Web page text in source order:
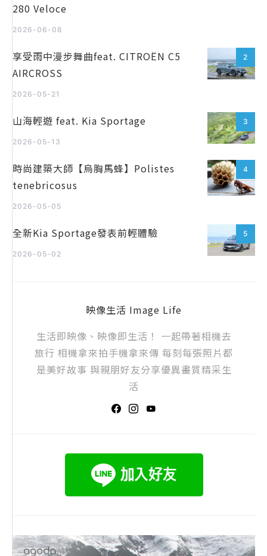
280 Veloce
2026-06-08
2
享受雨中漫步舞曲feat. CITROËN C5
AIRCROSS
2026-05-21
3
山海輕遊 feat. Kia Sportage
2026-05-13
4
時尚建築大師【烏胸馬蜂】Polistes
tenebricosus
2026-05-05
5
全新Kia Sportage發表前輕體驗
2026-05-02
映像生活 Image Life
生活即映像、映像即生活！ 一起帶著相機去
旅行 相機拿來拍手機拿來傳 每刻每張照片都
是美好故事 與親朋好友分享優異畫質精采生
活